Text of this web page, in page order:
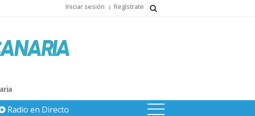
Iniciar sesión Regístrate
Radio en Directo